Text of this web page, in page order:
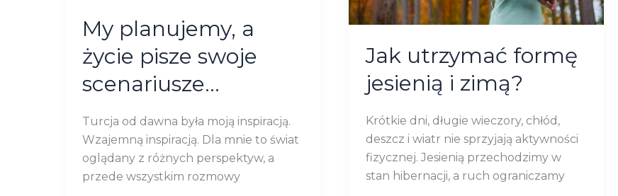
My planujemy, a
życie pisze swoje
scenariusze…
Turcja od dawna była moją inspiracją.
Wzajemną inspiracją. Dla mnie to świat
oglądany z różnych perspektyw, a
przede wszystkim rozmowy
Jak utrzymać formę
jesienią i zimą?
Krótkie dni, długie wieczory, chłód,
deszcz i wiatr nie sprzyjają aktywności
fizycznej. Jesienią przechodzimy w
stan hibernacji, a ruch ograniczamy